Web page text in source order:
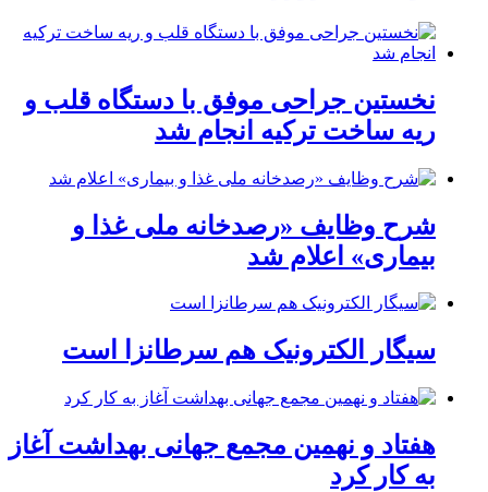
نخستین جراحی موفق با دستگاه قلب و
ریه ساخت ترکیه انجام شد
شرح وظایف «رصدخانه ملی غذا و
بیماری» اعلام شد
سیگار الکترونیک هم سرطانزا است
هفتاد و نهمین مجمع جهانی بهداشت آغاز
به کار کرد